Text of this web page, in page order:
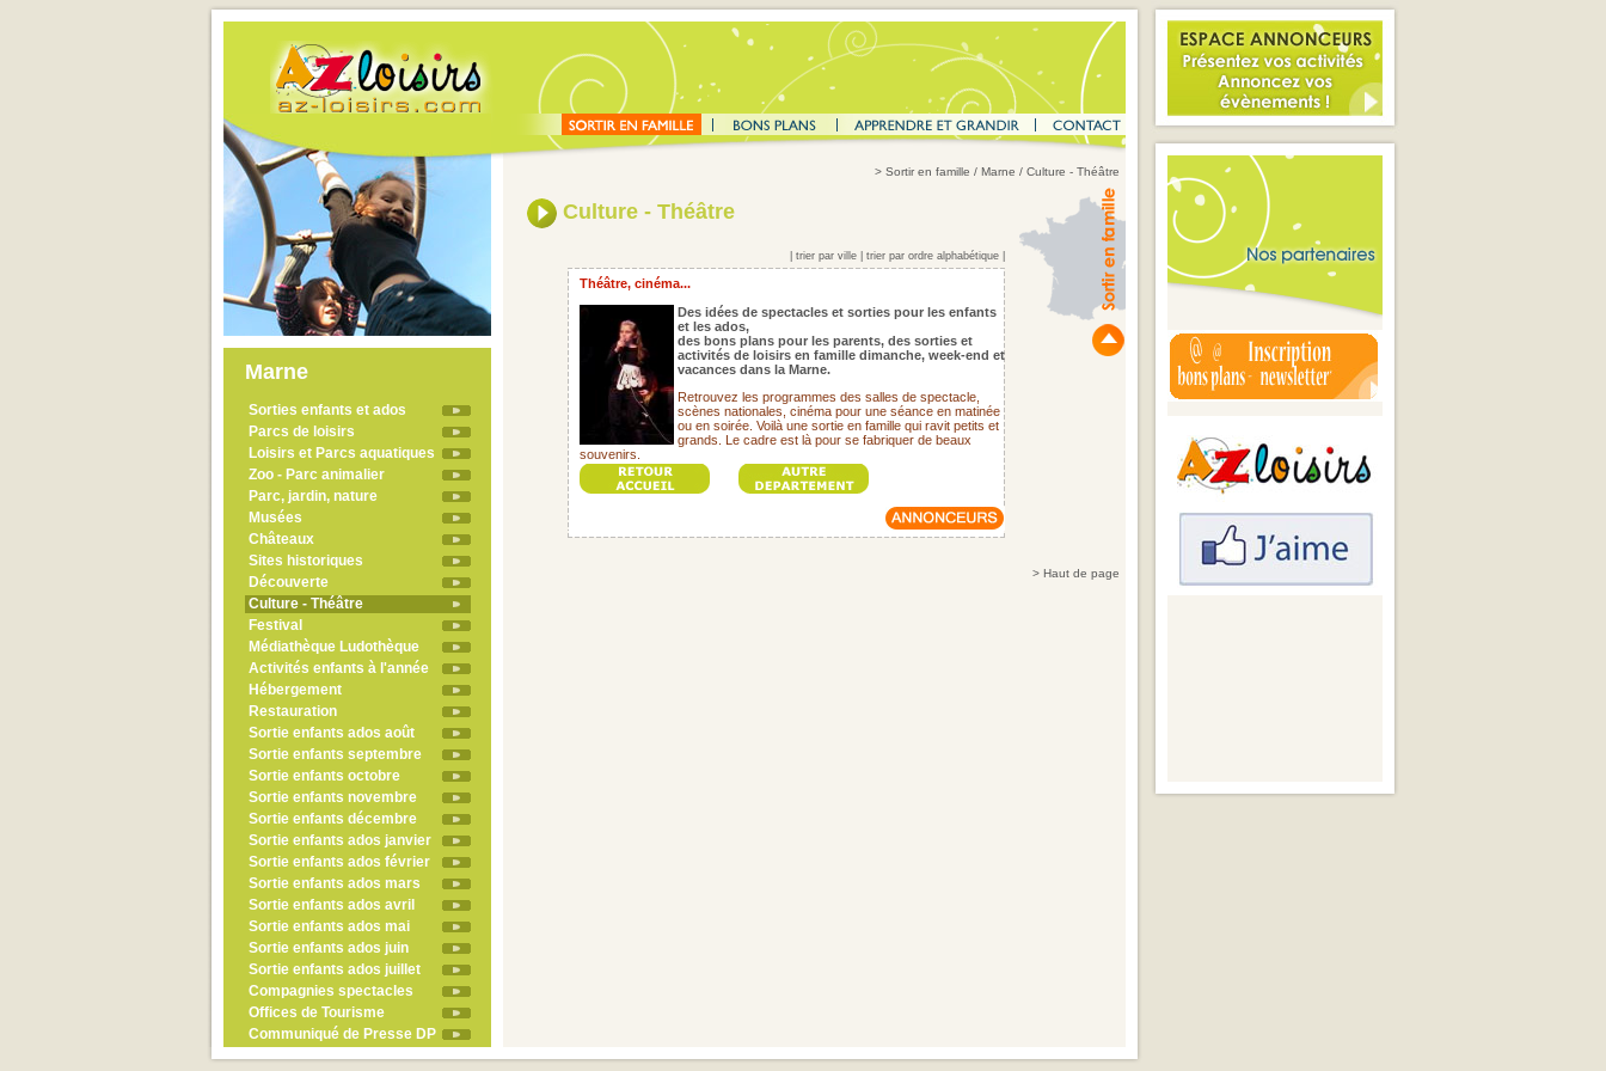
Marne
Sorties enfants et ados
Parcs de loisirs
Loisirs et Parcs aquatiques
Zoo - Parc animalier
Parc, jardin, nature
Musées
Châteaux
Sites historiques
Découverte
Culture - Théâtre
Festival
Médiathèque Ludothèque
Activités enfants à l'année
Hébergement
Restauration
Sortie enfants ados août
Sortie enfants septembre
Sortie enfants octobre
Sortie enfants novembre
Sortie enfants décembre
Sortie enfants ados janvier
Sortie enfants ados février
Sortie enfants ados mars
Sortie enfants ados avril
Sortie enfants ados mai
Sortie enfants ados juin
Sortie enfants ados juillet
Compagnies spectacles
Offices de Tourisme
Communiqué de Presse DP
> Sortir en famille / Marne / Culture - Théâtre
Culture - Théâtre
trier par ville trier par ordre alphabétique
Théâtre, cinéma...
Des idées de spectacles et sorties pour les enfants
et les ados,
des bons plans pour les parents, des sorties et
activités de loisirs en famille dimanche, week-end et
vacances dans la Marne.
Retrouvez les programmes des salles de spectacle,
scènes nationales, cinéma pour une séance en matinée
ou en soirée. Voilà une sortie en famille qui ravit petits et
grands. Le cadre est là pour se fabriquer de beaux
souvenirs.
> Haut de page